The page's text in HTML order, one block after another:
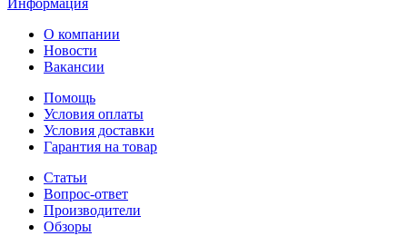
Информация
О компании
Новости
Вакансии
Помощь
Условия оплаты
Условия доставки
Гарантия на товар
Статьи
Вопрос-ответ
Производители
Обзоры